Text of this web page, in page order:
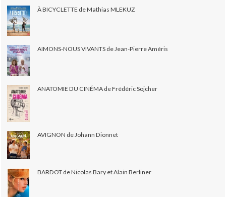
À BICYCLETTE de Mathias MLEKUZ
AIMONS-NOUS VIVANTS de Jean-Pierre Améris
ANATOMIE DU CINÉMA de Frédéric Sojcher
AVIGNON de Johann Dionnet
BARDOT de Nicolas Bary et Alain Berliner